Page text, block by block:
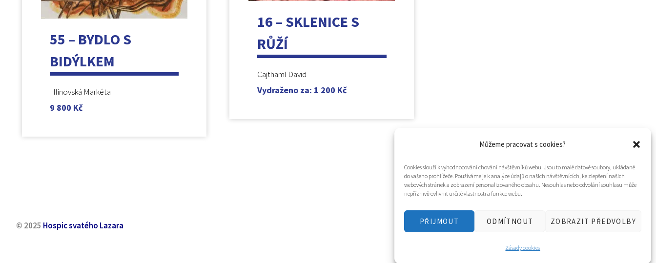
Můžeme pracovat s cookies?
Cookies slouží k vyhodnocování chování návštěvníků webu. Jsou to malé datové soubory, ukládané
do vašeho prohlížeče. Používáme je k analýze údajů o našich návštěvnících, ke zlepšení našich
webových stránek a zobrazení personalizovaného obsahu. Nesouhlas nebo odvolání souhlasu může
nepříznivě ovlivnit určité vlastnosti a funkce webu.
PŘIJMOUT ODMÍTNOUT ZOBRAZIT PŘEDVOLBY
Zásady cookies
55 – BYDLO S
BIDÝLKEM
Hlinovská Markéta
9 800 Kč
16 – SKLENICE S
RŮŽÍ
Cajthaml David
Vydraženo za: 1 200 Kč
© 2025 Hospic svatého Lazara Tvorba webu a design WOOP.design / Eva Chmelová